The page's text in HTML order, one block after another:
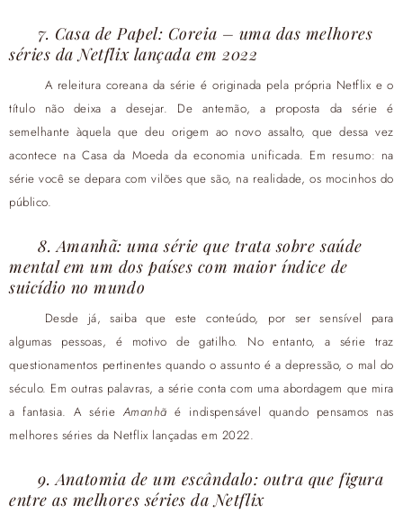
7. Casa de Papel: Coreia – uma das melhores
séries da Netflix lançada em 2022
A releitura coreana da série é originada pela própria Netflix e o
título não deixa a desejar. De antemão, a proposta da série é
semelhante àquela que deu origem ao novo assalto, que dessa vez
acontece na Casa da Moeda da economia unificada. Em resumo: na
série você se depara com vilões que são, na realidade, os mocinhos do
público.
8. Amanhã: uma série que trata sobre saúde
mental em um dos países com maior índice de
suicídio no mundo
Desde já, saiba que este conteúdo, por ser sensível para
algumas pessoas, é motivo de gatilho. No entanto, a série traz
questionamentos pertinentes quando o assunto é a depressão, o mal do
século. Em outras palavras, a série conta com uma abordagem que mira
a fantasia. A série Amanhã é indispensável quando pensamos nas
melhores séries da Netflix lançadas em 2022.
9. Anatomia de um escândalo: outra que figura
entre as melhores séries da Netflix